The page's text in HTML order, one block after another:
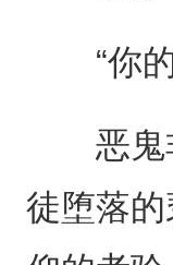
“你的
恶鬼非
徒堕落